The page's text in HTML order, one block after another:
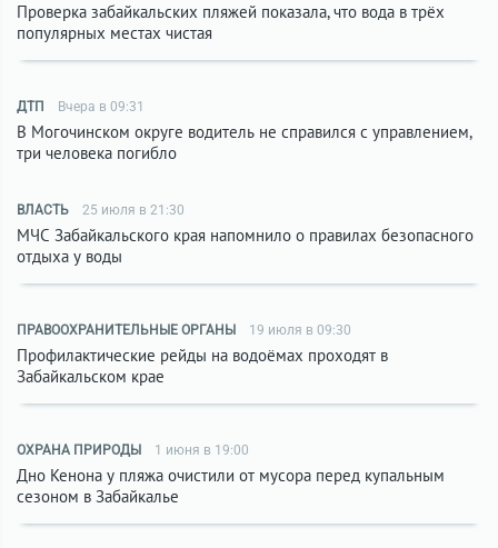
Проверка забайкальских пляжей показала, что вода в трёх
популярных местах чистая
ДТП Вчера в 09:31
В Могочинском округе водитель не справился с управлением,
три человека погибло
ВЛАСТЬ 25 июля в 21:30
МЧС Забайкальского края напомнило о правилах безопасного
отдыха у воды
ПРАВООХРАНИТЕЛЬНЫЕ ОРГАНЫ 19 июля в 09:30
Профилактические рейды на водоёмах проходят в
Забайкальском крае
ОХРАНА ПРИРОДЫ 1 июня в 19:00
Дно Кенона у пляжа очистили от мусора перед купальным
сезоном в Забайкалье